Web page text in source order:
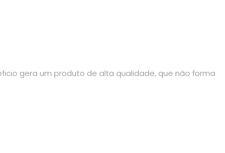
gera um produto de alta qualidade, que não forma